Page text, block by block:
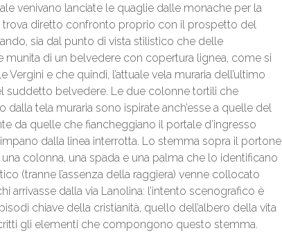
venivano lanciate le quaglie dalle monache per la
trova diretto confronto proprio con il prospetto del
sia dal punto di vista stilistico che delle
munita di un belvedere con copertura lignea, come si
e che quindi, l’attuale vela muraria dell’ultimo
belvedere. Le due colonne tortili che
tela muraria sono ispirate anch’esse a quelle del
da quelle che fiancheggiano il portale d’ingresso
dalla linea interrotta. Lo stemma sopra il portone
colonna, una spada e una palma che lo identificano
(tranne l’assenza della raggiera) venne collocato
arrivasse dalla via Lanolina: l’intento scenografico è
chiave della cristianità, quello dell’albero della vita
gli elementi che compongono questo stemma.